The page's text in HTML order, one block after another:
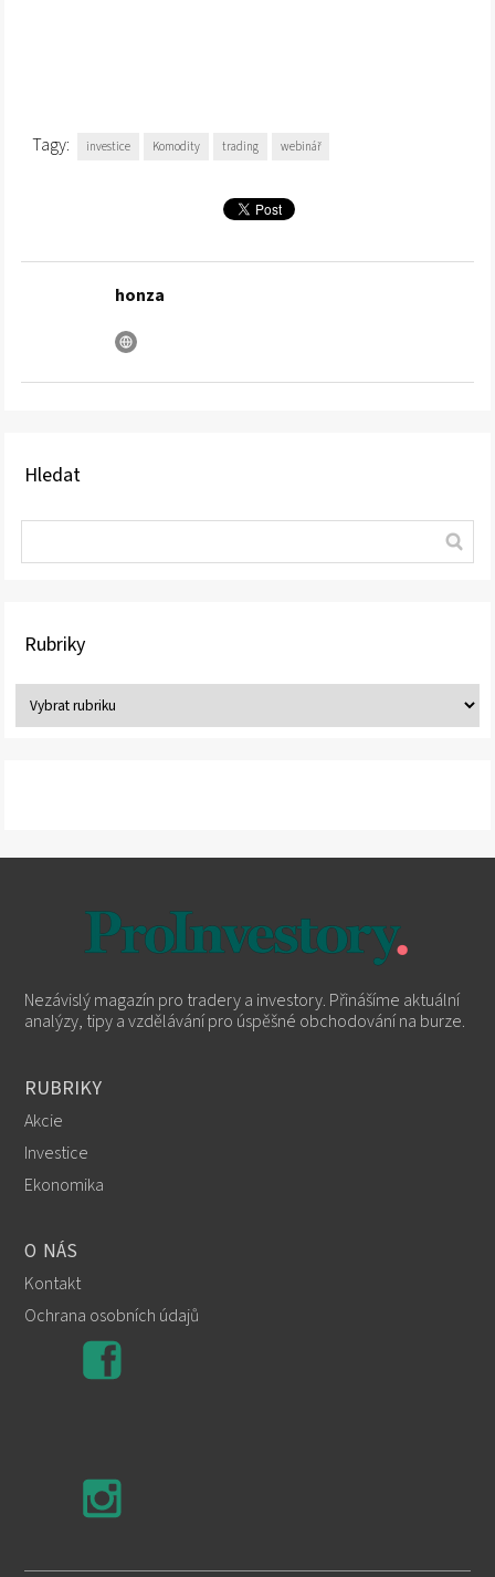
Tagy: investice Komodity trading webinář
honza
Hledat
Rubriky
Nezávislý magazín pro tradery a investory. Přinášíme aktuální
analýzy, tipy a vzdělávání pro úspěšné obchodování na burze.
RUBRIKY
Akcie
Investice
Ekonomika
O NÁS
Kontakt
Ochrana osobních údajů